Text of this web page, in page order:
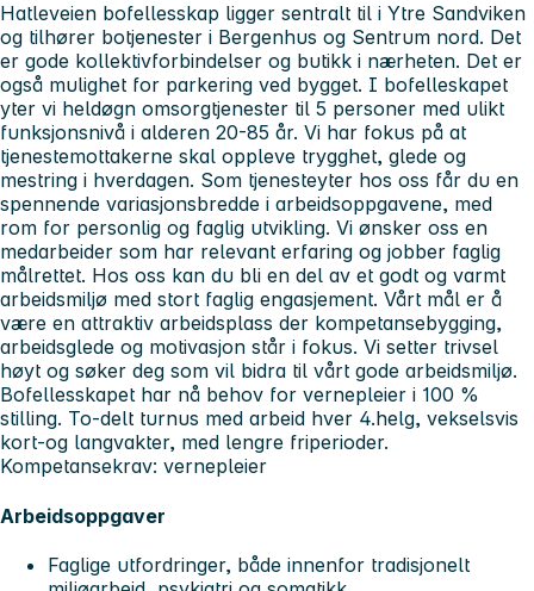
Hatleveien bofellesskap ligger sentralt til i Ytre Sandviken
og tilhører botjenester i Bergenhus og Sentrum nord. Det
er gode kollektivforbindelser og butikk i nærheten. Det er
også mulighet for parkering ved bygget. I bofelleskapet
yter vi heldøgn omsorgtjenester til 5 personer med ulikt
funksjonsnivå i alderen 20-85 år. Vi har fokus på at
tjenestemottakerne skal oppleve trygghet, glede og
mestring i hverdagen. Som tjenesteyter hos oss får du en
spennende variasjonsbredde i arbeidsoppgavene, med
rom for personlig og faglig utvikling. Vi ønsker oss en
medarbeider som har relevant erfaring og jobber faglig
målrettet. Hos oss kan du bli en del av et godt og varmt
arbeidsmiljø med stort faglig engasjement. Vårt mål er å
være en attraktiv arbeidsplass der kompetansebygging,
arbeidsglede og motivasjon står i fokus. Vi setter trivsel
høyt og søker deg som vil bidra til vårt gode arbeidsmiljø.
Bofellesskapet har nå behov for vernepleier i 100 %
stilling. To-delt turnus med arbeid hver 4.helg, vekselsvis
kort-og langvakter, med lengre friperioder.
Kompetansekrav: vernepleier
Arbeidsoppgaver
Faglige utfordringer, både innenfor tradisjonelt